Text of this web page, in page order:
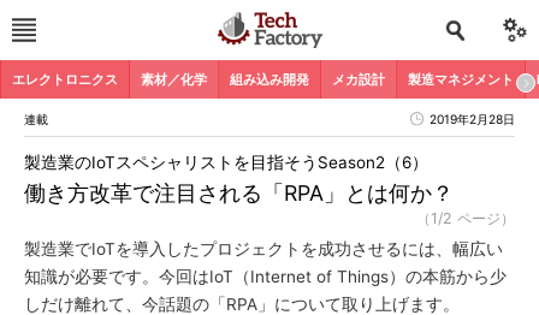
エレクトロニクス 素材／化学 組み込み開発 メカ設計 製造マネジメント
連載 2019年2月28日
働き方改革で注目される「RPA」とは何か？
製造業のIoTスペシャリストを目指そうSeason2（6）
（1/2 ページ）
製造業でIoTを導入したプロジェクトを成功させるには、幅広い
知識が必要です。今回はIoT（Internet of Things）の本筋から少
しだけ離れて、今話題の「RPA」について取り上げます。